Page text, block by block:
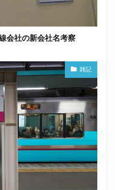
会社の新会社名考察
雑記